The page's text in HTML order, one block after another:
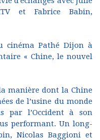
et Fabrice Babin,
cinéma Pathé Dijon à
« Chine, le nouvel
manière dont la Chine
de l’usine du monde
par l’Occident à son
performant. Un long-
Nicolas Baggioni et